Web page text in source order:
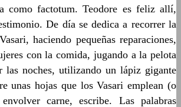
como factotum. Teodore es feliz allí,
De día se dedica a recorrer la
haciendo pequeñas reparaciones,
con la comida, jugando a la pelota
las noches, utilizando un lápiz gigante
unas hojas que los Vasari emplean (o
carne, escribe. Las palabras